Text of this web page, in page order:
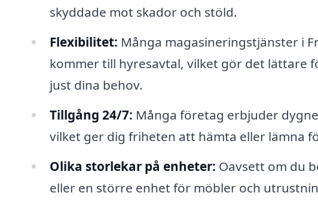
skyddade mot skador och stöld.
Flexibilitet: Många magasineringstjänster i
kommer till hyresavtal, vilket gör det lättare
just dina behov.
Tillgång 24/7: Många företag erbjuder
vilket ger dig friheten att hämta eller lämna
Olika storlekar på enheter: Oavsett om du
eller en större enhet för möbler och